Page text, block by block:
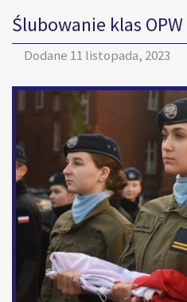
Ślubowanie klas OPW
Dodane 11 listopada, 2023